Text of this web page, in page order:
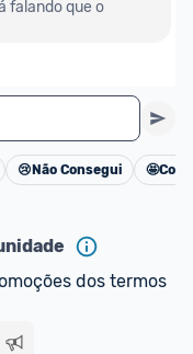
falando que o
Cancelar
😢 Não Consegui 🤩
dos termos